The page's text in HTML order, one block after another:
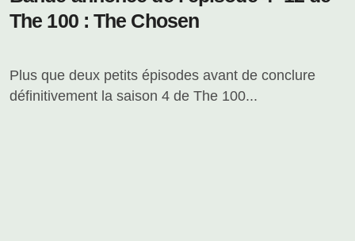
The 100 : The Chosen
Plus que deux petits épisodes avant de conclure
définitivement la saison 4 de The 100...